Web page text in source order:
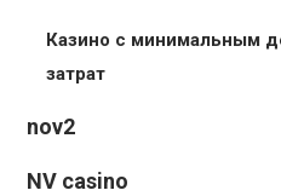
Казино с минимальным
затрат
nov2
NV casino